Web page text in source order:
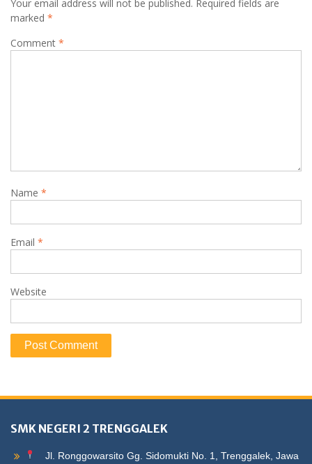
Your email address will not be published. Required fields are
marked *
Comment *
Name *
Email *
Website
SMK NEGERI 2 TRENGGALEK
Jl. Ronggowarsito Gg. Sidomukti No. 1, Trenggalek, Jawa